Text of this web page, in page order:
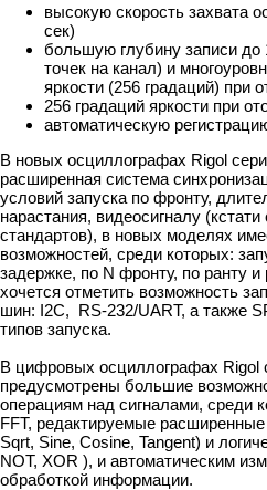
высокую скорость захвата
сек)
большую глубину записи до
точек на канал) и
яркости (256 градаций) при
256 градаций яркости при
автоматическую
В новых осциллографах Rigol
расширенная система
условий запуска по фронту,
нарастания, видеосигналу
стандартов), в новых моделях
возможностей, среди которых:
задержке, по N фронту, по ранту
хочется отметить возможность
шин: I2C, RS-232/UART, а также
типов запуска.
В цифровых осциллографах Rigol
предусмотрены большие
операциям над сигналами, среди
FFT, редактируемые
Sqrt, Sine, Cosine, Tangent) и
NOT, XOR ), и автоматическим
обработкой информации.